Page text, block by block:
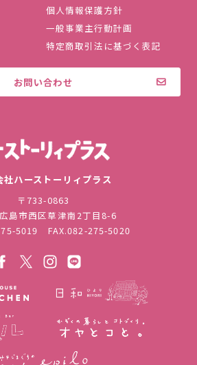
個人情報保護方針
一般事業主行動計画
特定商取引法に基づく表記
お問い合わせ
社ハーストーリィプラス
〒733-0863
島市西区草津南2丁目8-6
5019 FAX.082-275-5020